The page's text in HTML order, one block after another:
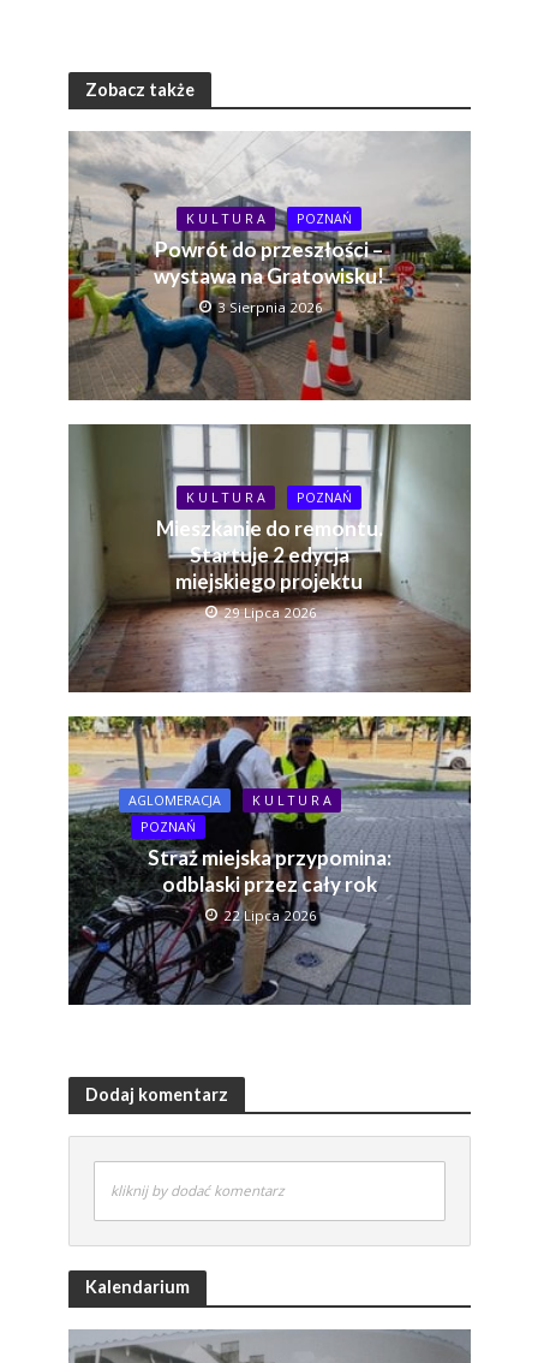
Zobacz także
K U L T U R A POZNAŃ
Powrót do przeszłości –
wystawa na Gratowisku!
3 Sierpnia 2026
K U L T U R A POZNAŃ
Mieszkanie do remontu.
Startuje 2 edycja
miejskiego projektu
29 Lipca 2026
AGLOMERACJA
K U L T U R A
POZNAŃ
Straż miejska przypomina:
odblaski przez cały rok
22 Lipca 2026
Dodaj komentarz
kliknij by dodać komentarz
Kalendarium